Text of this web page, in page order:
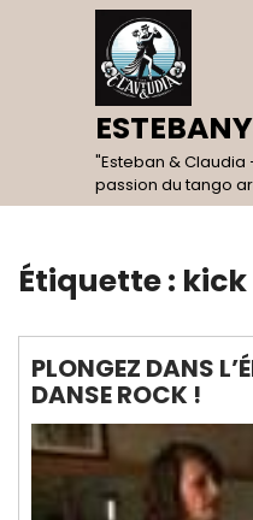
"Esteban & Claudia
passion du tango
Étiquette :
PLONGEZ DANS
DANSE ROCK !